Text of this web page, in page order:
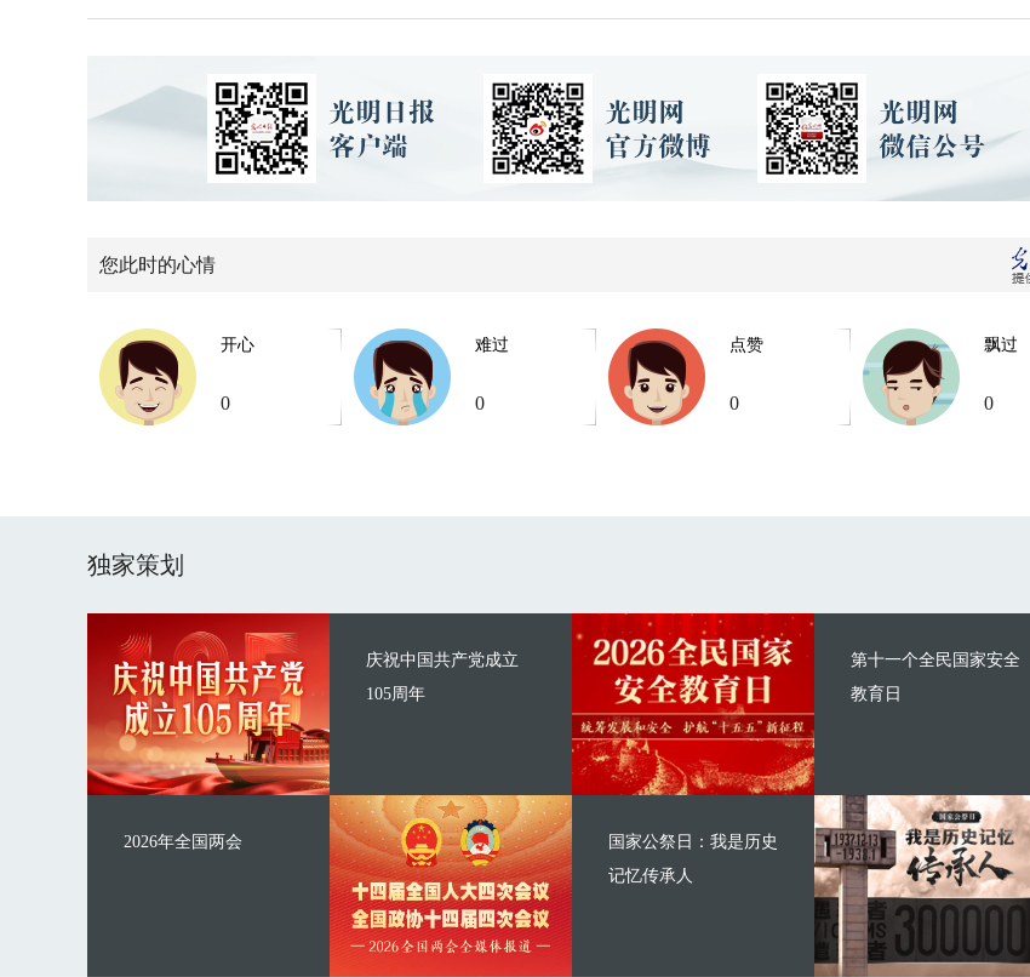
您此时的心情
开心
0
难过
0
点赞
0
飘过
0
独家策划
庆祝中国共产党成立
105周年
2026年全国两会
第十一个全民国家安全
教育日
国家公祭日：我是历史
记忆传承人